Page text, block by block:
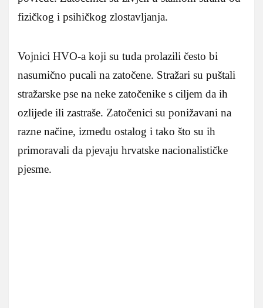
fizičkog i psihičkog zlostavljanja.
Vojnici HVO-a koji su tuda prolazili često bi
nasumično pucali na zatočene. Stražari su puštali
stražarske pse na neke zatočenike s ciljem da ih
ozlijede ili zastraše. Zatočenici su ponižavani na
razne načine, između ostalog i tako što su ih
primoravali da pjevaju hrvatske nacionalističke
pjesme.